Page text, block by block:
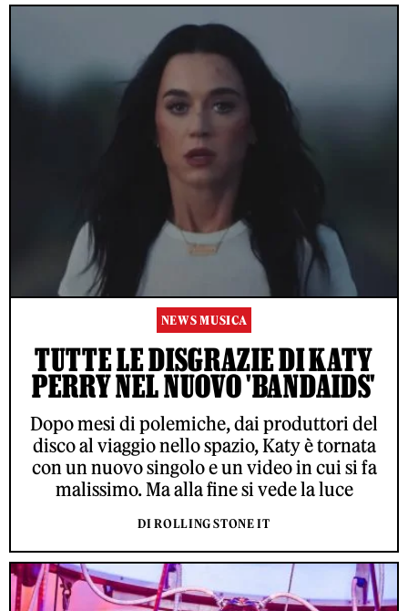
NEWS MUSICA
TUTTE LE DISGRAZIE DI KATY
PERRY NEL NUOVO 'BANDAIDS'
Dopo mesi di polemiche, dai produttori del
disco al viaggio nello spazio, Katy è tornata
con un nuovo singolo e un video in cui si fa
malissimo. Ma alla fine si vede la luce
DI ROLLING STONE IT